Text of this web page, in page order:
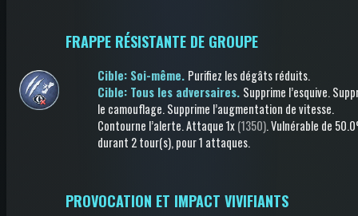
FRAPPE RÉSISTANTE DE GROUPE
Cible: Soi-même. Purifiez les dégâts réduits.
Cible: Tous les adversaires. Supprime l’esquive.
le camouflage.Supprime l’augmentation de vitesse.
Contourne l’alerte.Attaque1x(1350).Vulnérable de
durant 2 tour(s), pour 1 attaques.
PROVOCATION ET IMPACT VIVIFIANTS